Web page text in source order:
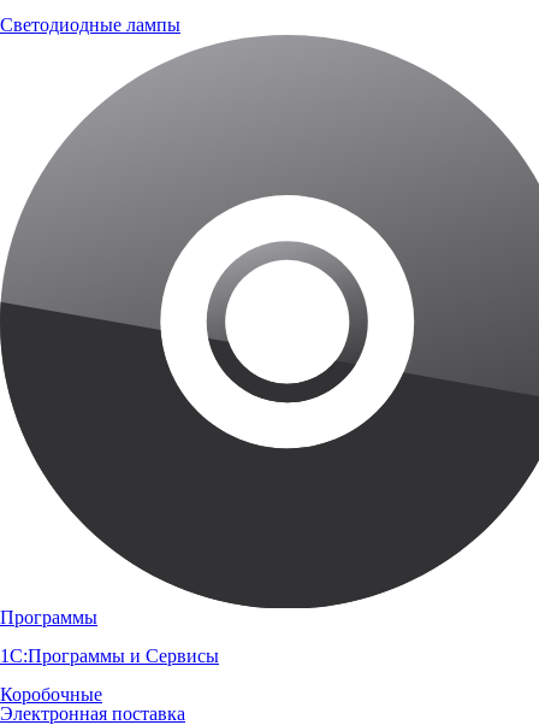
Светодиодные лампы
Программы
1С:Программы и Сервисы
Коробочные
Электронная поставка